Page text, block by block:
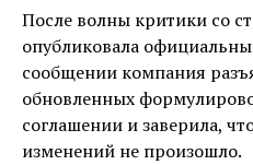
После волны критики со
опубликовала
сообщении компания
обновленных
соглашении и заверила,
изменений не произошло.